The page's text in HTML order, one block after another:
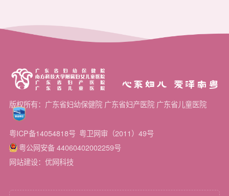
心系妇儿 爱泽南粤
版权所有：广东省妇幼保健院 广东省妇产医院 广东省儿童医院
粤ICP备14054818号 粤卫网审（2011）49号
粤公网安备 44060402002259号
网站建设：优网科技